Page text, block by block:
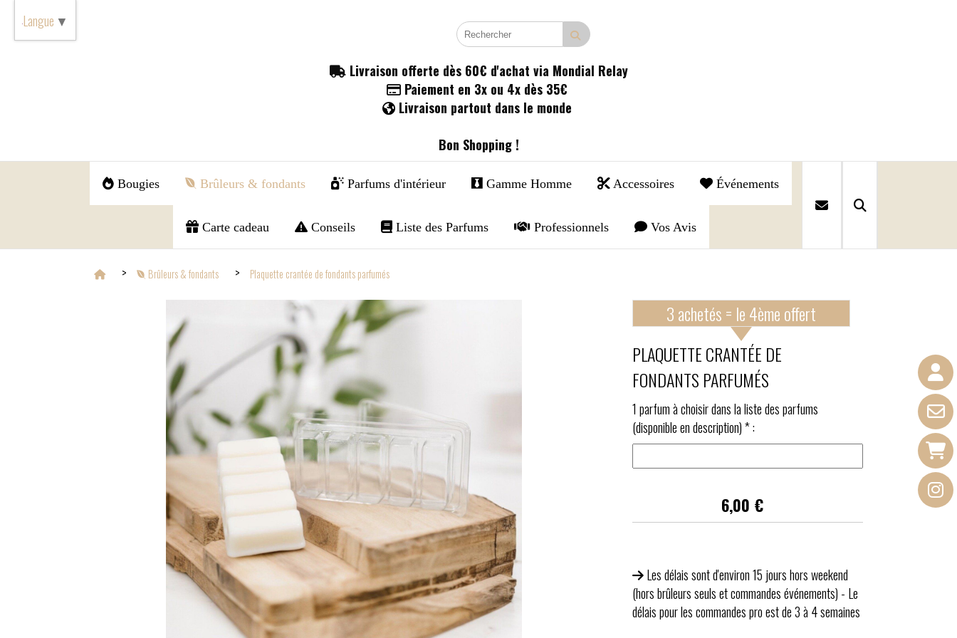
Livraison offerte dès 60€ d'achat via Mondial Relay
Paiement en 3x ou 4x dès 35€
 Livraison partout dans le monde
Bon Shopping !
Bougies Brûleurs & fondants Parfums d'intérieur Gamme Homme Accessoires Événements
Carte cadeau Conseils Liste des Parfums Professionnels Vos Avis
Brûleurs & fondants Plaquette crantée de fondants parfumés
3 achetés = le 4ème offert
PLAQUETTE CRANTÉE DE
FONDANTS PARFUMÉS
1 parfum à choisir dans la liste des parfums
(disponible en description)*:
6,00 €
Les délais sont d'environ 15 jours hors weekend
(hors brûleurs seuls et commandes événements) - Le
délais pour les commandes pro est de 3 à 4 semaines
Langue ▼